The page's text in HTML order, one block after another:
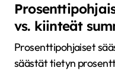
vs. kiinteät
Prosenttipohjaiset
säästät tietyn